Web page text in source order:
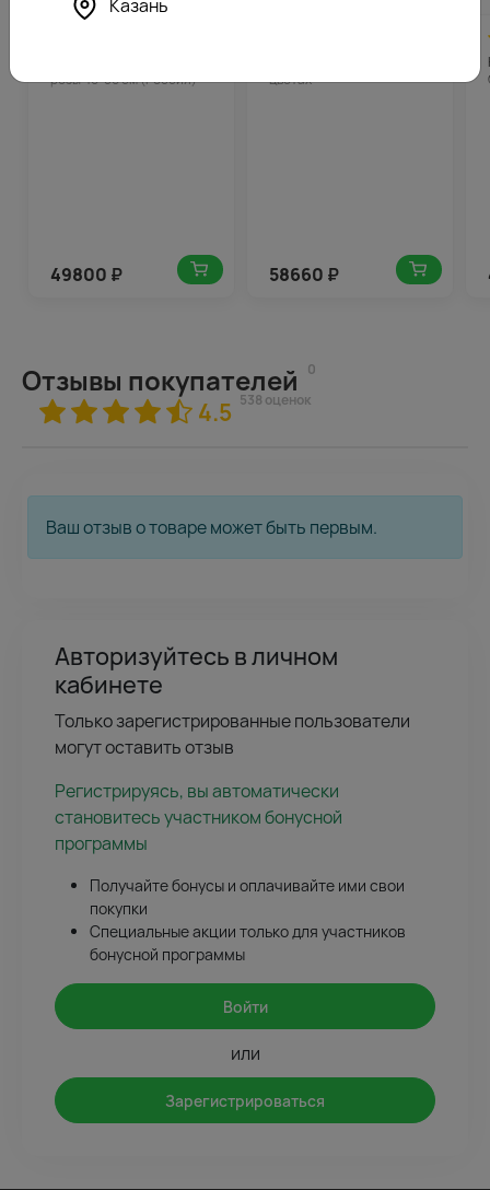
розы 40-50 см (Россия)
49800 ₽
цветах
58660 ₽
Отзывы покупателей 0
4.5 538 оценок
Ваш отзыв о товаре может быть первым.
Авторизуйтесь в личном
кабинете
Только зарегистрированные пользователи
могут оставить отзыв
Регистрируясь, вы автоматически
становитесь участником бонусной
программы
Получайте бонусы и оплачивайте ими свои
покупки
Специальные акции только для участников
бонусной программы
Войти
или
Зарегистрироваться
Казань